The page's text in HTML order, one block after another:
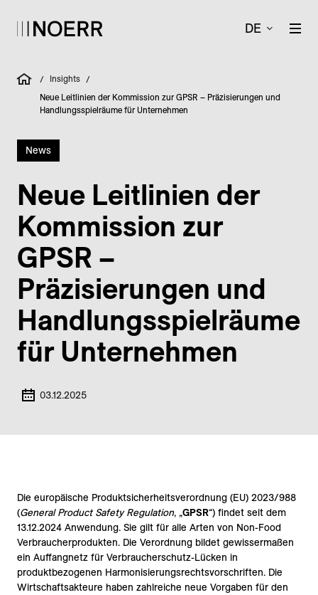
DE
/ Insights /
Neue Leitlinien der Kommission zur GPSR – Präzisierungen und
Handlungsspielräume für Unternehmen
News
Neue Leitlinien der
Kommission zur
GPSR –
Präzisierungen und
Handlungsspielräume
für Unternehmen
03.12.2025
Die europäische Produktsicherheitsverordnung (EU) 2023/‌988
(General Product Safety Regulation, „GPSR“) findet seit dem
13.12.2024 Anwendung. Sie gilt für alle Arten von Non-Food
Verbraucherprodukten. Die Verordnung bildet gewissermaßen
ein Auffangnetz für Verbraucherschutz-Lücken in
produktbezogenen Harmonisierungsrechtsvorschriften. Die
Wirtschaftsakteure haben zahlreiche neue Vorgaben für den